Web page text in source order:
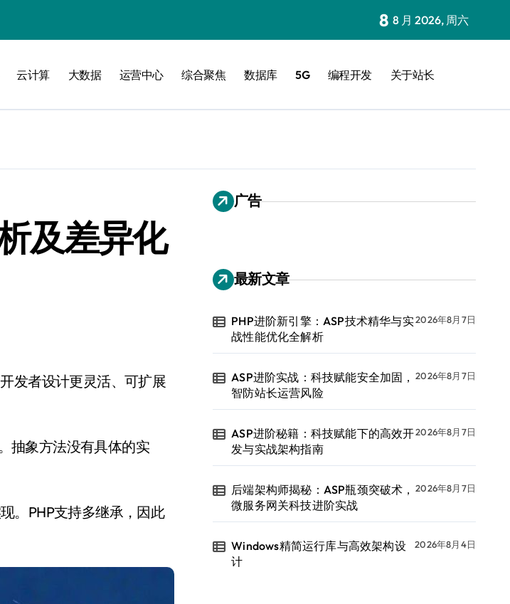
8 8 月 2026, 周六
云计算 大数据 运营中心 综合聚焦 数据库 5G 编程开发 关于站长
及差异化
抽象方法没有具体的实
。PHP支持多继承，因此
广告
最新文章
PHP进阶新引擎：ASP技术精华与实
战性能优化全解析
2026年8月7日
ASP进阶实战：科技赋能安全加固，
智防站长运营风险
2026年8月7日
ASP进阶秘籍：科技赋能下的高效开
发与实战架构指南
2026年8月7日
后端架构师揭秘：ASP瓶颈突破术，
微服务网关科技进阶实战
2026年8月7日
Windows精简运行库与高效架构设
计
2026年8月4日